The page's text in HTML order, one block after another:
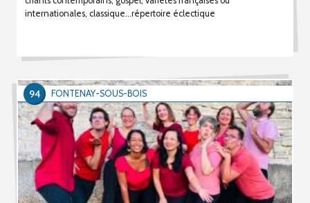
internationales, classique...répertoire éclectique
FONTENAY-SOUS-BOIS
94